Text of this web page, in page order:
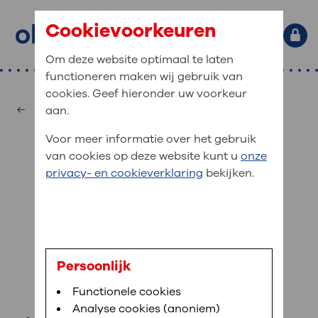
Primaire website navigatie
Home
Afdelingen
Medische informatie
Uw verblijf in OLVG
Werken bij OLVG
: waar bent u naar op zoek?
Veel gezocht: Bloedafname , MijnOLVG ,Digitalisering
MijnOLVG
gegevens inzien
MijnOLVG is het patiëntenportaal van OLVG. In
sneller helpen.
Direct naar MijnOLVG
Urologie
J.H. Audier
Physician Assistant
Cookievoorkeuren
Om deze website optimaal te laten
functioneren maken wij gebruik van
cookies. Geef hieronder uw voorkeur
aan.
Voor meer informatie over het gebruik
van cookies op deze website kunt u onze
privacy- en cookieverklaring bekijken.
Persoonlijk
Functionele cookies
Analyse cookies (anoniem)